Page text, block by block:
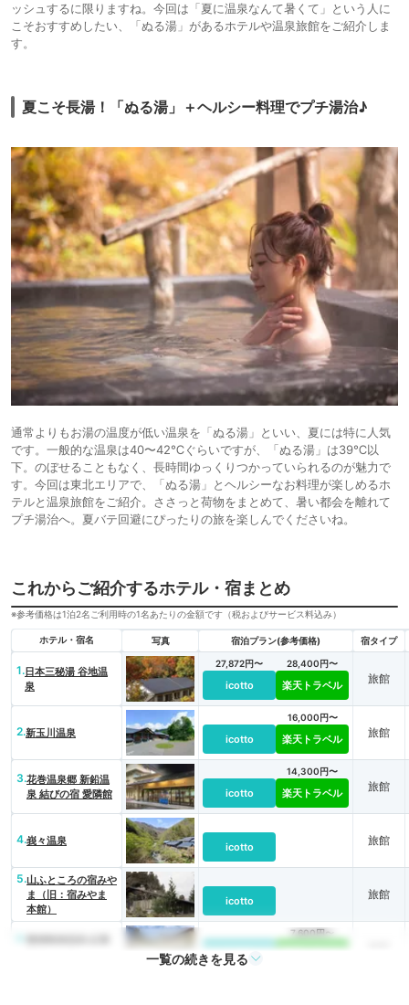
ッシュするに限りますね。今回は「夏に温泉なんて暑くて」という人に
こそおすすめしたい、「ぬる湯」があるホテルや温泉旅館をご紹介しま
す。
夏こそ長湯！「ぬる湯」＋ヘルシー料理でプチ湯治♪
通常よりもお湯の温度が低い温泉を「ぬる湯」といい、夏には特に人気
です。一般的な温泉は40〜42℃ぐらいですが、「ぬる湯」は39℃以
下。のぼせることもなく、長時間ゆっくりつかっていられるのが魅力で
す。今回は東北エリアで、「ぬる湯」とヘルシーなお料理が楽しめるホ
テルと温泉旅館をご紹介。ささっと荷物をまとめて、暑い都会を離れて
プチ湯治へ。夏バテ回避にぴったりの旅を楽しんでくださいね。
これからご紹介するホテル・宿まとめ
※参考価格は1泊2名ご利用時の1名あたりの金額です（税およびサービス料込み）
ホテル・宿名 写真 宿泊プラン(参考価格) 宿タイプ
1.日本三秘湯 谷地温
泉
27,872円〜
icotto
28,400円〜
楽天トラベル 旅館
2.新玉川温泉 icotto
16,000円〜
楽天トラベル 旅館
3.花巻温泉郷 新鉛温
泉 結びの宿 愛隣館
icotto
14,300円〜
楽天トラベル 旅館
4.峩々温泉 icotto 旅館
5.山ふところの宿みや
ま（旧：宿みやま
本館）
icotto 旅館
icotto
7,600円〜
一覧の続きを見る